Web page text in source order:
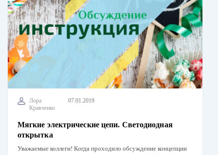
Лора
Кравченко
07.01.2019
Мягкие электрические цепи. Светодиодная
открытка
Уважаемые коллеги! Когда проходило обсуждение концепции